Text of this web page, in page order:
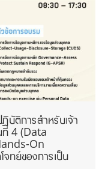
บัติการสำหรับเจ้า
4 (Data
On
ทย์ของการเป็น